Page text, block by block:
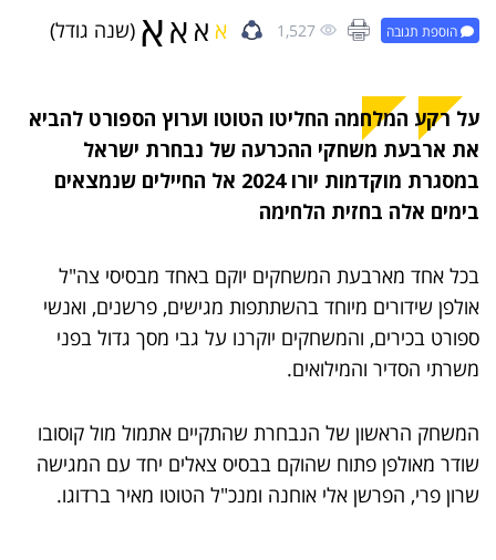
הוספת תגובה 1,527 א א אא (שנה גודל)
על רקע המלחמה החליטו הטוטו וערוץ הספורט להביא
את ארבעת משחקי ההכרעה של נבחרת ישראל
במסגרת מוקדמות יורו 2024 אל החיילים שנמצאים
בימים אלה בחזית הלחימה
בכל אחד מארבעת המשחקים יוקם באחד מבסיסי צה"ל
אולפן שידורים מיוחד בהשתתפות מגישים, פרשנים, ואנשי
ספורט בכירים, והמשחקים יוקרנו על גבי מסך גדול בפני
משרתי הסדיר והמילואים.
המשחק הראשון של הנבחרת שהתקיים אתמול מול קוסובו
שודר מאולפן פתוח שהוקם בבסיס צאלים יחד עם המגישה
שרון פרי, הפרשן אלי אוחנה ומנכ"ל הטוטו מאיר ברדוגו.